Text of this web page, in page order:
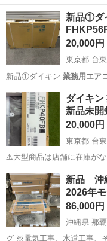
置きエアコンなど…
新潟 新発田市 加治
新品①ダ
20,000円
東京都 台
新品①ダイキン 業務用エア
東京 台東区 季節、
ダイキ
新品未
20,000円
東京都 台
⚠️大型商品は店舗に在庫が
い⚠️ ▶ 中古品、または未使用品でも素人保管の品を出品しています。
商品の写真や状態をよくご
クレーム・ノーリターンで
東京 台東区 季節、
新品 沖
2026年
86,000円
沖縄県 那
グ ※電気工事、水道工事、